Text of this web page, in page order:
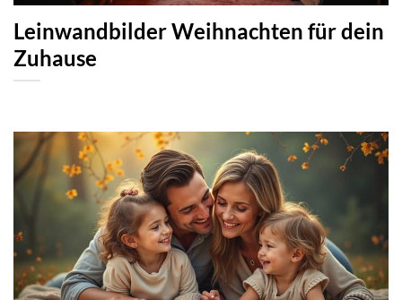
Leinwandbilder Weihnachten für dein
Zuhause